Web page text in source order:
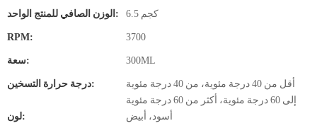
الوزن الصافي للمنتج الواحد: 6.5 كجم
RPM: 3700
سعة: 300ML
درجة حرارة التسخين:
أقل من 40 درجة مئوية، من 40 درجة مئوية
إلى 60 درجة مئوية، أكثر من 60 درجة مئوية
لون:
أسود، أبيض